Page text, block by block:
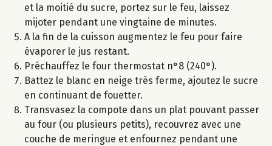
et la moitié du sucre, portez sur le feu, laissez
mijoter pendant une vingtaine de minutes.
A la fin de la cuisson augmentez le feu pour faire
évaporer le jus restant.
Préchauffez le four thermostat n°8 (240°).
Battez le blanc en neige très ferme, ajoutez le sucre
en continuant de fouetter.
Transvasez la compote dans un plat pouvant passer
au four (ou plusieurs petits), recouvrez avec une
couche de meringue et enfournez pendant une